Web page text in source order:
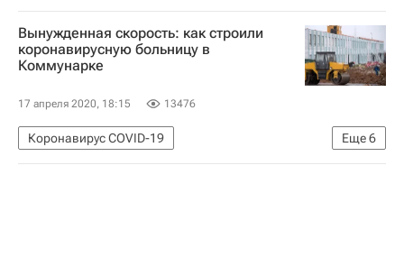
Мультимедиа – РИА Недвижимость
Коронавирус COVID-19
Коронавирус в России
Новая Москва
Строительство
Вынужденная скорость: как строили
коронавирусную больницу в
Коммунарке
17 апреля 2020, 18:15 13476
Еще6
Коронавирус COVID-19
Коронавирус в России